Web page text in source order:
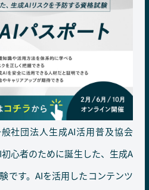
社団法人生成AI活用普及協会
初心者のために誕生した、生成A
です。AIを活用したコンテンツ